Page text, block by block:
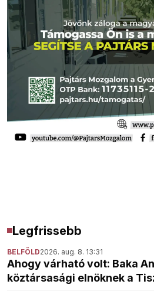
Legfrissebb
BELFÖLD2026. aug. 8. 13:31
Ahogy várható volt: Baka
köztársasági elnöknek a